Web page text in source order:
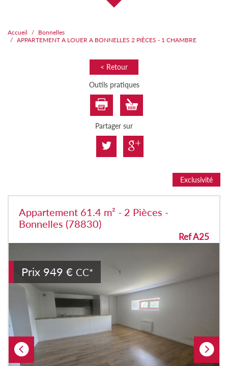
Accueil
Bonnelles
APPARTEMENT A LOUER A BONNELLES 2 PIÈCES - 1 CHAMBRE
< Retour
Outils pratiques
Partager sur
Exclusivité
Appartement 61.4 m² - 2 Pièces -
Bonnelles (78830)
Ref A25
Prix 949 € CC*